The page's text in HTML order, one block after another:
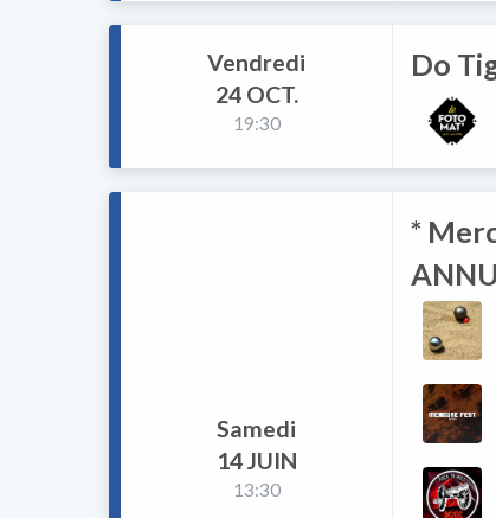
Vendredi
24 OCT.
19:30
Do
Samedi
14 JUIN
13:30
*